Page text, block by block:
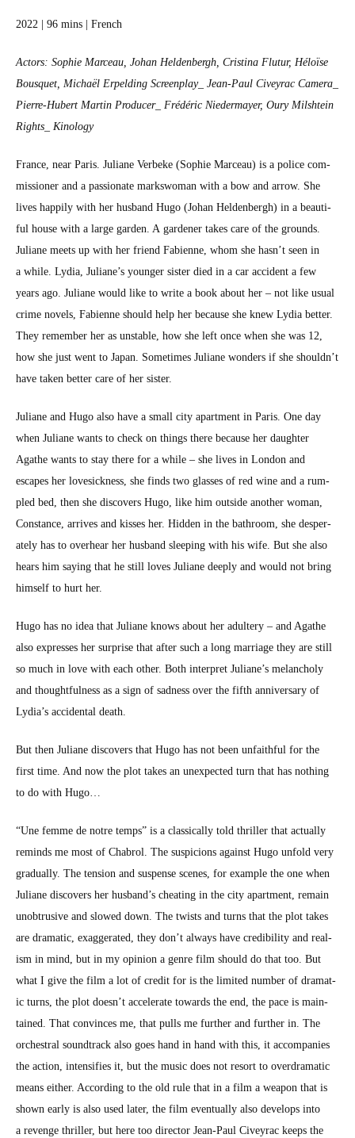
2022 | 96 mins | French
Actors: Sophie Marceau, Johan Helden­bergh, Cristi­na Flu­tur, Héloïse
Bous­quet, Michaël Erpeld­ing Screenplay_ Jean-Paul Civeyrac Camera_
Pierre-Hubert Mar­tin Producer_ Frédéric Nie­der­may­er, Oury Mil­shtein
Rights_ Kinol­o­gy
France, near Paris. Juliane Ver­beke (Sophie Marceau) is a police com­
mis­sion­er and a pas­sion­ate markswoman with a bow and arrow. She
lives hap­pi­ly with her hus­band Hugo (Johan Helden­bergh) in a beau­ti­
ful house with a large gar­den. A gar­den­er takes care of the grounds.
Juliane meets up with her friend Fabi­enne, whom she has­n’t seen in
a while. Lydia, Juliane’s younger sis­ter died in a car acci­dent a few
years ago. Juliane would like to write a book about her – not like usu­al
crime nov­els, Fabi­enne should help her because she knew Lydia bet­ter.
They remem­ber her as unsta­ble, how she left once when she was 12,
how she just went to Japan. Some­times Juliane won­ders if she should­n’t
have tak­en bet­ter care of her sis­ter.
Juliane and Hugo also have a small city apart­ment in Paris. One day
when Juliane wants to check on things there because her daugh­ter
Agathe wants to stay there for a while – she lives in Lon­don and
escapes her lovesick­ness, she finds two glass­es of red wine and a rum­
pled bed, then she dis­cov­ers Hugo, like him out­side anoth­er woman,
Con­stance, arrives and kiss­es her. Hid­den in the bath­room, she des­per­
ate­ly has to over­hear her hus­band sleep­ing with his wife. But she also
hears him say­ing that he still loves Juliane deeply and would not bring
him­self to hurt her.
Hugo has no idea that Juliane knows about her adul­tery – and Agathe
also express­es her sur­prise that after such a long mar­riage they are still
so much in love with each oth­er. Both inter­pret Juliane’s melan­choly
and thought­ful­ness as a sign of sad­ness over the fifth anniver­sary of
Lydia’s acci­den­tal death.
But then Juliane dis­cov­ers that Hugo has not been unfaith­ful for the
first time. And now the plot takes an unex­pect­ed turn that has noth­ing
to do with Hugo…
“Une femme de notre temps” is a clas­si­cal­ly told thriller that actu­al­ly
reminds me most of Chabrol. The sus­pi­cions against Hugo unfold very
grad­u­al­ly. The ten­sion and sus­pense scenes, for exam­ple the one when
Juliane dis­cov­ers her husband’s cheat­ing in the city apart­ment, remain
unob­tru­sive and slowed down. The twists and turns that the plot takes
are dra­mat­ic, exag­ger­at­ed, they don’t always have cred­i­bil­i­ty and real­
ism in mind, but in my opin­ion a genre film should do that too. But
what I give the film a lot of cred­it for is the lim­it­ed num­ber of dra­mat­
ic turns, the plot does­n’t accel­er­ate towards the end, the pace is main­
tained. That con­vinces me, that pulls me fur­ther and fur­ther in. The
orches­tral sound­track also goes hand in hand with this, it accom­pa­nies
the action, inten­si­fies it, but the music does not resort to over­dra­mat­ic
means either. Accord­ing to the old rule that in a film a weapon that is
shown ear­ly is also used lat­er, the film even­tu­al­ly also devel­ops into
a revenge thriller, but here too direc­tor Jean-Paul Civeyrac keeps the